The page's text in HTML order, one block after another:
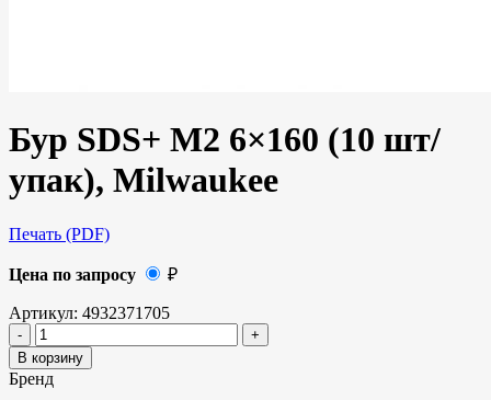
Бур SDS+ M2 6×160 (10 шт/
упак), Milwaukee
Печать (PDF)
Цена по запросу ₽
Артикул: 4932371705
В корзину
Бренд